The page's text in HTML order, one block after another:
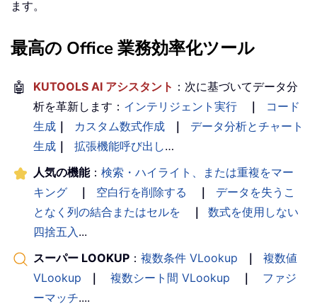
ます。
最高の Office 業務効率化ツール
🤖 KUTOOLS AI アシスタント ：次に基づいてデータ分
析を革新します： インテリジェント実行 ｜
コード
生成 ｜ カスタム数式作成 ｜
データ分析とチャート
生成 ｜ 拡張機能呼び出し…
人気の機能： 検索・ハイライト、または重複をマー
キング
｜ 空白行を削除する ｜
データを失うこ
となく列の結合またはセルを
｜
数式を使用しない
四捨五入...
スーパー LOOKUP ： 複数条件 VLookup ｜
複数値
VLookup
｜ 複数シート間 VLookup ｜
ファジ
ーマッチ....